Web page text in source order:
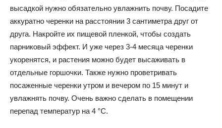
высадкой нужно обязательно увлажнить почву. Посадите
аккуратно черенки на расстоянии 3 сантиметра друг от
друга. Накройте их пищевой пленкой, чтобы создать
парниковый эффект. И уже через 3-4 месяца черенки
укоренятся, и растения можно будет высаживать в
отдельные горшочки. Также нужно проветривать
посаженные черенки утром и вечером по 15 минут и
увлажнять почву. Очень важно сделать в помещении
перепад температур на 4 °C.